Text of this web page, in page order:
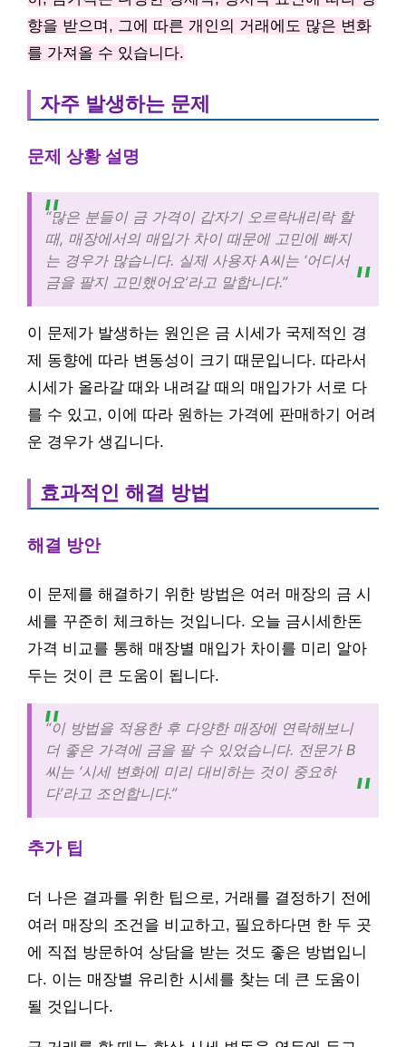
향을 받으며, 그에 따른 개인의 거래에도 많은 변화
를 가져올 수 있습니다.
자주 발생하는 문제
문제 상황 설명
“많은 분들이 금 가격이 갑자기 오르락내리락 할
때, 매장에서의 매입가 차이 때문에 고민에 빠지
는 경우가 많습니다. 실제 사용자 A씨는 ‘어디서
금을 팔지 고민했어요’라고 말합니다.”
이 문제가 발생하는 원인은 금 시세가 국제적인 경
제 동향에 따라 변동성이 크기 때문입니다. 따라서
시세가 올라갈 때와 내려갈 때의 매입가가 서로 다
를 수 있고, 이에 따라 원하는 가격에 판매하기 어려
운 경우가 생깁니다.
효과적인 해결 방법
해결 방안
이 문제를 해결하기 위한 방법은 여러 매장의 금 시
세를 꾸준히 체크하는 것입니다. 오늘 금시세한돈
가격 비교를 통해 매장별 매입가 차이를 미리 알아
두는 것이 큰 도움이 됩니다.
“이 방법을 적용한 후 다양한 매장에 연락해보니
더 좋은 가격에 금을 팔 수 있었습니다. 전문가 B
씨는 ‘시세 변화에 미리 대비하는 것이 중요하
다’라고 조언합니다.”
추가 팁
더 나은 결과를 위한 팁으로, 거래를 결정하기 전에
여러 매장의 조건을 비교하고, 필요하다면 한 두 곳
에 직접 방문하여 상담을 받는 것도 좋은 방법입니
다. 이는 매장별 유리한 시세를 찾는 데 큰 도움이
될 것입니다.